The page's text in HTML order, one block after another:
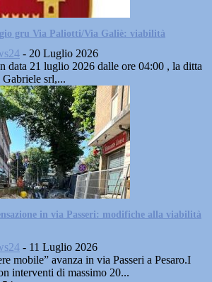
gru Via Paliotti/Via Galiè: viabilità
- 20 Luglio 2026
21 luglio 2026 dalle ore 04:00 , la ditta
srl,...
in via Passeri: modifiche alla viabilità
- 11 Luglio 2026
mobile” avanza in via Passeri a Pesaro.I
interventi di massimo 20...